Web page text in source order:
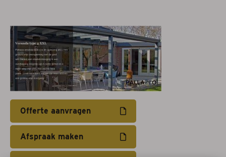
Projectzonwering
Over ons
Acties
Afspraak maken
Contact
Offerte aanvragen
Afspraak maken